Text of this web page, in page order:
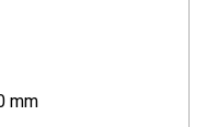
mm